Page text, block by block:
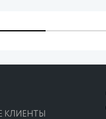
КЛИЕНТЫ